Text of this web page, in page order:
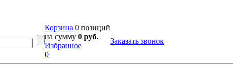
Корзина 0 позиций
на сумму 0 руб.
Избранное
0
Заказать звонок